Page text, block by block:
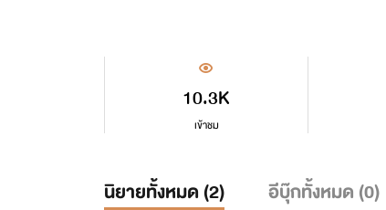
10.3K
เข้าชม
นิยายทั้งหมด (2) อีบุ๊กทั้งหมด (0)